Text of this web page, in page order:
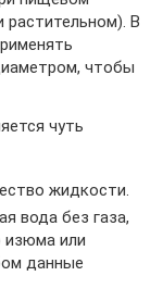
растительном). В
чтобы
чуть
жидкости.
вода без газа,
изюма или
данные